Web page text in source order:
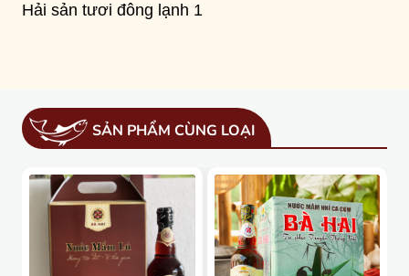
Hải sản tươi đông lạnh 1
SẢN PHẨM CÙNG LOẠI